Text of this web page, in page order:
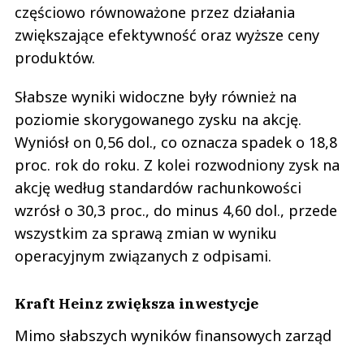
częściowo równoważone przez działania
zwiększające efektywność oraz wyższe ceny
produktów.
Słabsze wyniki widoczne były również na
poziomie skorygowanego zysku na akcję.
Wyniósł on 0,56 dol., co oznacza spadek o 18,8
proc. rok do roku. Z kolei rozwodniony zysk na
akcję według standardów rachunkowości
wzrósł o 30,3 proc., do minus 4,60 dol., przede
wszystkim za sprawą zmian w wyniku
operacyjnym związanych z odpisami.
Kraft Heinz zwiększa inwestycje
Mimo słabszych wyników finansowych zarząd